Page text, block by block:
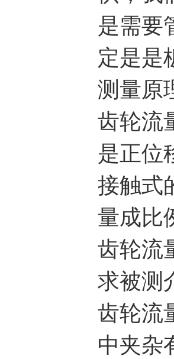
是需要
定是是
测量原
齿轮流
是正位
接触式
量成比
齿轮流
求被测
齿轮流
中夹杂